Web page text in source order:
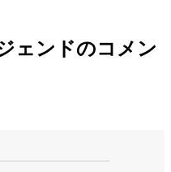
ェンドのコメン